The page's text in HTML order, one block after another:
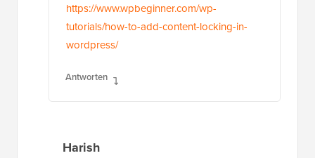
https://www.wpbeginner.com/wp-
tutorials/how-to-add-content-locking-in-
wordpress/
Antworten
Harish